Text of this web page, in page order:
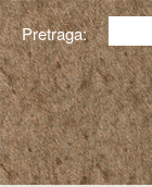
Pretraga: